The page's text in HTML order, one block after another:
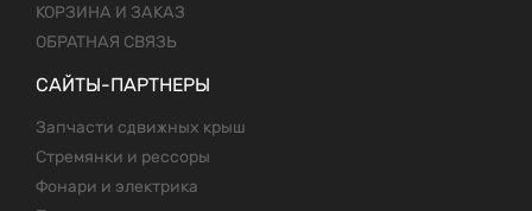
КОРЗИНА И ЗАКАЗ
ОБРАТНАЯ СВЯЗЬ
САЙТЫ-ПАРТНЕРЫ
Запчасти сдвижных крыш
Стремянки и рессоры
Фонари и электрика